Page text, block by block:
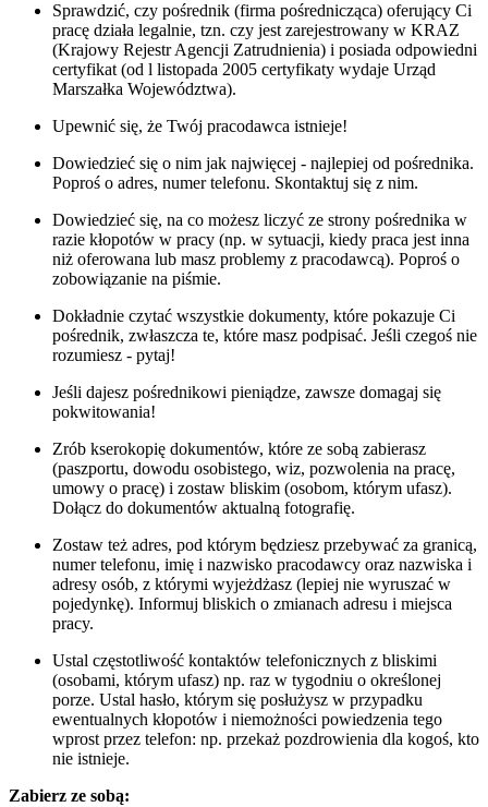
Sprawdzić, czy pośrednik (firma pośrednicząca) oferujący Ci
pracę działa legalnie, tzn. czy jest zarejestrowany w KRAZ
(Krajowy Rejestr Agencji Zatrudnienia) i posiada odpowiedni
certyfikat (od l listopada 2005 certyfikaty wydaje Urząd
Marszałka Województwa).
Upewnić się, że Twój pracodawca istnieje!
Dowiedzieć się o nim jak najwięcej - najlepiej od pośrednika.
Poproś o adres, numer telefonu. Skontaktuj się z nim.
Dowiedzieć się, na co możesz liczyć ze strony pośrednika w
razie kłopotów w pracy (np. w sytuacji, kiedy praca jest inna
niż oferowana lub masz problemy z pracodawcą). Poproś o
zobowiązanie na piśmie.
Dokładnie czytać wszystkie dokumenty, które pokazuje Ci
pośrednik, zwłaszcza te, które masz podpisać. Jeśli czegoś nie
rozumiesz - pytaj!
Jeśli dajesz pośrednikowi pieniądze, zawsze domagaj się
pokwitowania!
Zrób kserokopię dokumentów, które ze sobą zabierasz
(paszportu, dowodu osobistego, wiz, pozwolenia na pracę,
umowy o pracę) i zostaw bliskim (osobom, którym ufasz).
Dołącz do dokumentów aktualną fotografię.
Zostaw też adres, pod którym będziesz przebywać za granicą,
numer telefonu, imię i nazwisko pracodawcy oraz nazwiska i
adresy osób, z którymi wyjeżdżasz (lepiej nie wyruszać w
pojedynkę). Informuj bliskich o zmianach adresu i miejsca
pracy.
Ustal częstotliwość kontaktów telefonicznych z bliskimi
(osobami, którym ufasz) np. raz w tygodniu o określonej
porze. Ustal hasło, którym się posłużysz w przypadku
ewentualnych kłopotów i niemożności powiedzenia tego
wprost przez telefon: np. przekaż pozdrowienia dla kogoś, kto
nie istnieje.
Zabierz ze sobą: